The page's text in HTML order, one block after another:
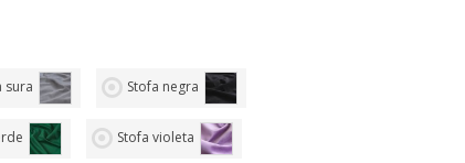
sura Stofa negra
Stofa violeta